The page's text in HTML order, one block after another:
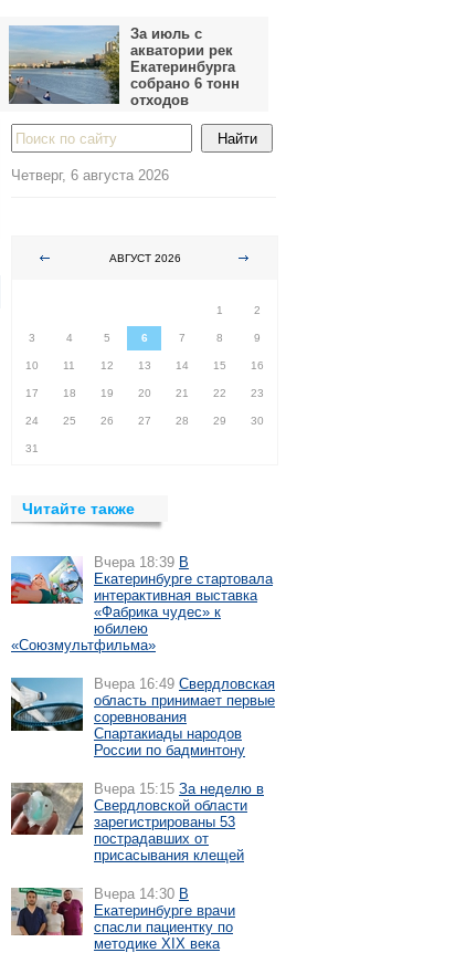
За июль с
акватории рек
Екатеринбурга
собрано 6 тонн
отходов
Четверг, 6 августа 2026
АВГУСТ 2026
1
2
3 4 5 6 7 8 9
10 11 12 13 14 15 16
17 18 19 20 21 22 23
24 25 26 27 28 29 30
31
Читайте также
Вчера 18:39 В
Екатеринбурге стартовала
интерактивная выставка
«Фабрика чудес» к
юбилею
«Союзмультфильма»
Вчера 16:49 Свердловская
область принимает первые
соревнования
Спартакиады народов
России по бадминтону
Вчера 15:15 За неделю в
Свердловской области
зарегистрированы 53
пострадавших от
присасывания клещей
Вчера 14:30 В
Екатеринбурге врачи
спасли пациентку по
методике XIX века